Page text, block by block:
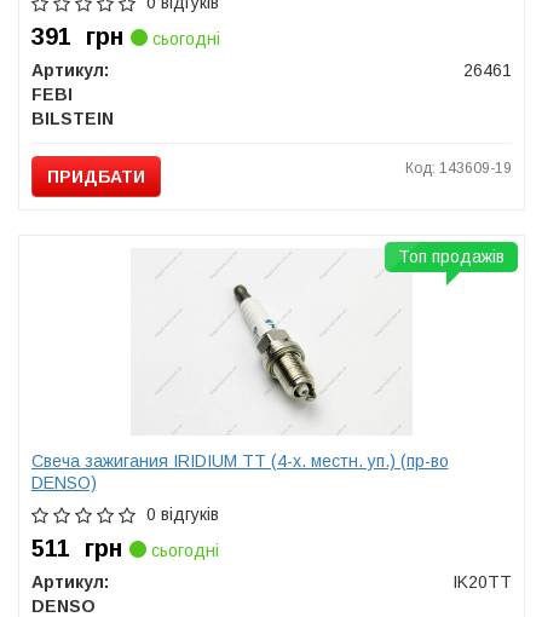
391 грн
сьогодні
Артикул:
26461
FEBI
BILSTEIN
ПРИДБАТИ Код: 143609-19
Свеча зажигания IRIDIUM TT (4-х. местн. уп.) (пр-во
DENSO)
0 відгуків
511 грн
сьогодні
Артикул:
IK20TT
DENSO
Топ продажів